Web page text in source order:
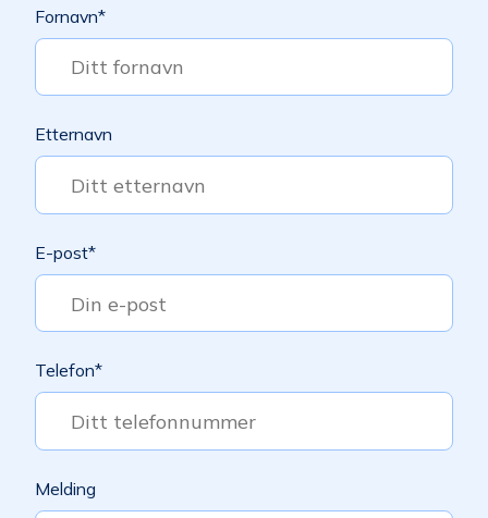
Fornavn*
Etternavn
E-post*
Telefon*
Melding